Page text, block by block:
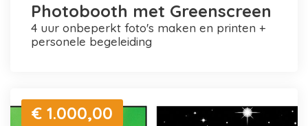
Photobooth met Greenscreen
4 uur onbeperkt foto's maken en printen +
personele begeleiding
€ 1.000,00